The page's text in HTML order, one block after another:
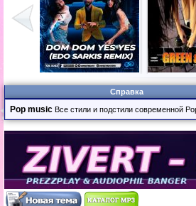
Справка
Pop music Все стили и подстили современной